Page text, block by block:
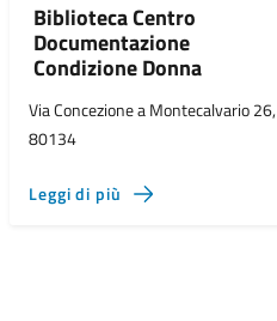
Biblioteca Centro
Documentazione
Condizione Donna
Via Concezione a Montecalvario 26,
80134
Leggi di più